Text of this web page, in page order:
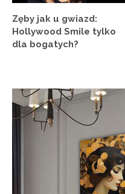
Zęby jak u gwiazd:
Hollywood Smile tylko
dla bogatych?